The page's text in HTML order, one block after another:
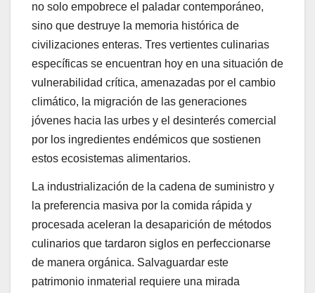
no solo empobrece el paladar contemporáneo,
sino que destruye la memoria histórica de
civilizaciones enteras. Tres vertientes culinarias
específicas se encuentran hoy en una situación de
vulnerabilidad crítica, amenazadas por el cambio
climático, la migración de las generaciones
jóvenes hacia las urbes y el desinterés comercial
por los ingredientes endémicos que sostienen
estos ecosistemas alimentarios.
La industrialización de la cadena de suministro y
la preferencia masiva por la comida rápida y
procesada aceleran la desaparición de métodos
culinarios que tardaron siglos en perfeccionarse
de manera orgánica. Salvaguardar este
patrimonio inmaterial requiere una mirada